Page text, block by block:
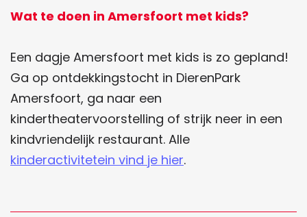
Wat te doen in Amersfoort met kids?
Een dagje Amersfoort met kids is zo gepland!
Ga op ontdekkingstocht in DierenPark
Amersfoort, ga naar een
kindertheatervoorstelling of strijk neer in een
kindvriendelijk restaurant. Alle
kinderactivitetein vind je hier.